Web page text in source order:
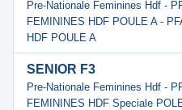
Pre-Nationale Feminines Hdf -
FEMININES HDF POULE A -
HDF POULE A
SENIOR F3
Pre-Nationale Feminines Hdf -
FEMININES HDF Speciale